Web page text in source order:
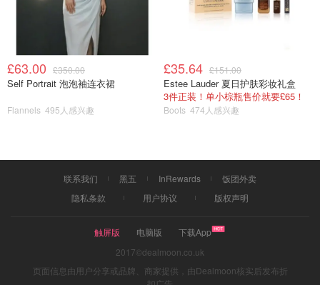
图片来源于@Prolific，版权属于原作者
收入：5镑-200镑
在英国有很多可以卖二手的地方，比如你可以将自己不想要
的旧衣服（比较有款的那种）卖给Vintage Shop，或者在线
上二手网站Ebay、Facebook上面卖自己的二手！
£63.00 £350.00
Self Portrait 泡泡袖连衣裙
Flannels 495人感兴趣
£35.64 £151.00
Estee Lauder 夏日护肤彩妆礼盒
3件正装！单小棕瓶售价就要£65！
Boots 474人感兴趣
联系我们 黑五 InRewards
饭团外卖
隐私条款
用户协议 版权声明
触屏版 电脑版
下载App
2017©dealmoon.co.uk
页面信息由用户分享或品牌、商家提供，由Dealmoon核实后发布折